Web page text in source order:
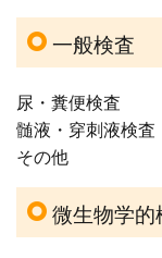
一般検査
尿・糞便検査
髄液・穿刺液検査
その他
微生物学的